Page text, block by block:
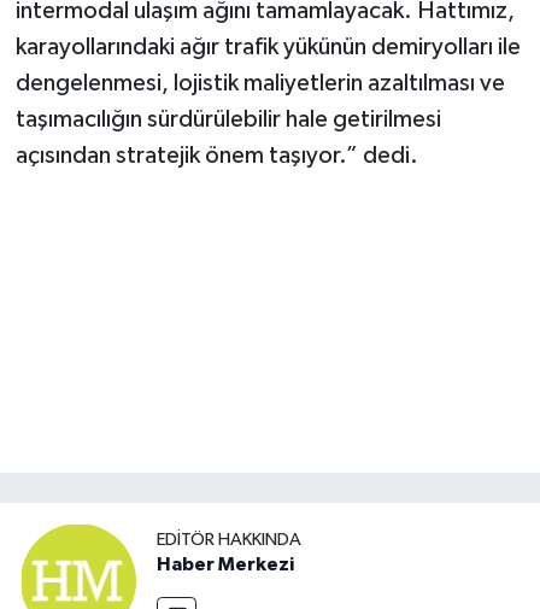
intermodal ulaşım ağını tamamlayacak. Hattımız,
karayollarındaki ağır trafik yükünün demiryolları ile
dengelenmesi, lojistik maliyetlerin azaltılması ve
taşımacılığın sürdürülebilir hale getirilmesi
açısından stratejik önem taşıyor.” dedi.
EDITÖR HAKKINDA
Haber Merkezi